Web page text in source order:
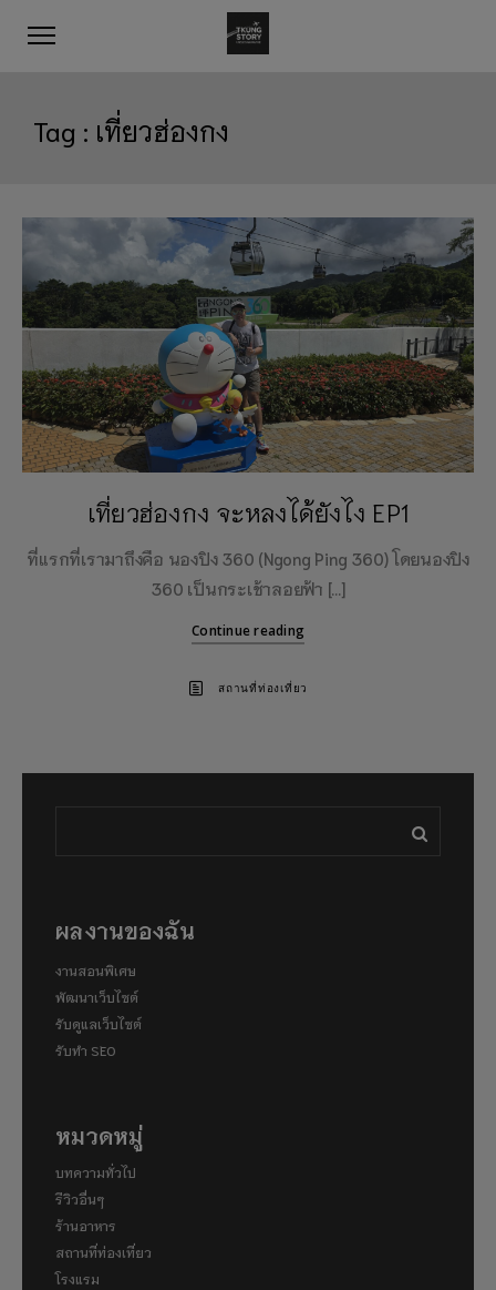
Tag : เที่ยวฮ่องกง
เที่ยวฮ่องกง จะหลงได้ยังไง EP1
ที่แรกที่เรามาถึงคือ นองปิง 360 (Ngong Ping 360) โดยนองปิง
360 เป็นกระเช้าลอยฟ้า […]
Continue reading
สถานที่ท่องเที่ยว
ผลงานของฉัน
งานสอนพิเศษ
พัฒนาเว็บไซต์
รับดูแลเว็บไซต์
รับทำ SEO
หมวดหมู่
บทความทั่วไป
รีวิวอื่นๆ
ร้านอาหาร
สถานที่ท่องเที่ยว
โรงแรม